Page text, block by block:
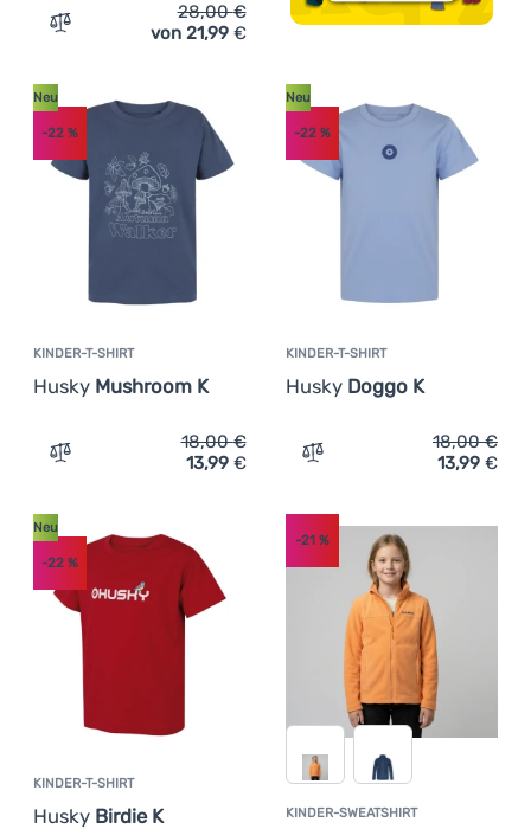
Zum Vergleich 'Damen-Funktionsshirt Husky Tant L'
28,00€
von 21,99 €
KINDER-T-SHIRT
Husky Mushroom K
Neu
-22 %
Zum Vergleich 'Kinder-T-Shirt Husky Mushroom K'
18,00€
13,99 €
KINDER-T-SHIRT
Husky Doggo K
Neu
-22%
Zum Vergleich 'Kinder-T-
18,00€
13,99 €
KINDER-T-SHIRT
Husky Birdie K
Neu
-22 %
KINDER-SWEATSHIRT
-21%